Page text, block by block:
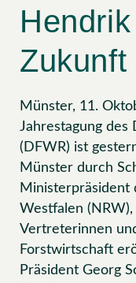
Zukunft
Münster, 11.
Jahrestagung des
(DFWR) ist
Münster durch
Ministerpräsident
Westfalen
Vertreterinnen
Forstwirtschaft
Präsident Georg